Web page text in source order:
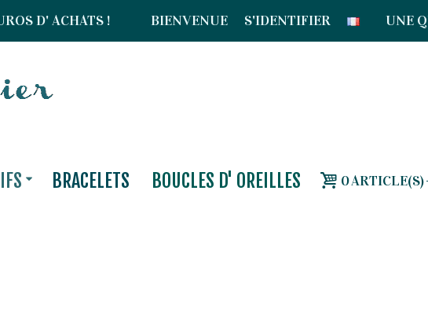
D' ACHATS ! UNE
BIENVENUE S'IDENTIFIER
0ARTICLE(S)
BRACELETS
BOUCLES D' OREILLES